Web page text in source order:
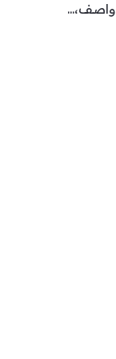
واصف،...